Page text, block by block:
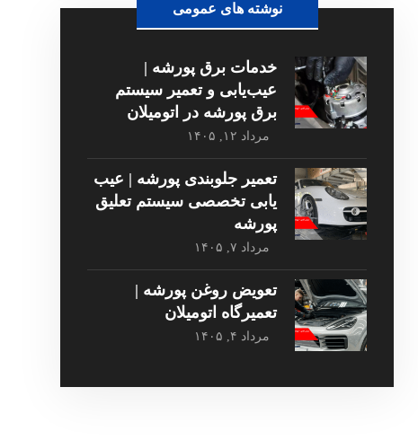
نوشته های عمومی
خدمات برق پورشه |
عیب‌یابی و تعمیر سیستم
برق پورشه در اتومیلان
مرداد ۱۲, ۱۴۰۵
تعمیر جلوبندی پورشه | عیب
یابی تخصصی سیستم تعلیق
پورشه
مرداد ۷, ۱۴۰۵
تعویض روغن پورشه |
تعمیرگاه اتومیلان
مرداد ۴, ۱۴۰۵